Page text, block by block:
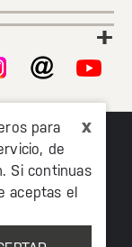
x
para
de
Si continuas
aceptas el
+
MABE